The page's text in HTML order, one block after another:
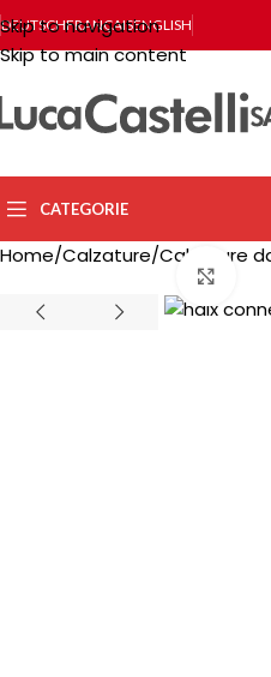
Skip to navigation
Skip to main content
DEUTSCHFRANÇAISENGLISH
CATEGORIE
Home Calzature Calzature